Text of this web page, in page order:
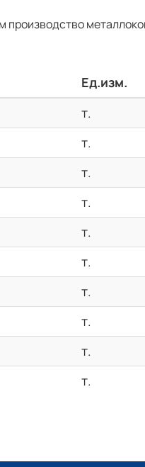
Ед.изм.
т.
т.
т.
т.
т.
т.
т.
т.
т.
т.